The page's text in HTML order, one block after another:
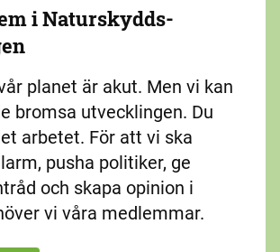
i Naturskydds­
planet är akut. Men vi kan
bromsa utvecklingen. Du
arbetet. För att vi ska
pusha politiker, ge
och skapa opinion i
vi våra medlemmar.